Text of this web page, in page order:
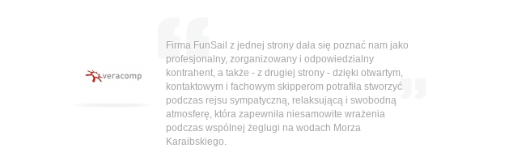
Firma FunSail z jednej strony dała się poznać nam jako
profesjonalny, zorganizowany i odpowiedzialny
kontrahent, a także - z drugiej strony - dzięki otwartym,
kontaktowym i fachowym skipperom potrafiła stworzyć
podczas rejsu sympatyczną, relaksującą i swobodną
atmosferę, która zapewniła niesamowite wrażenia
podczas wspólnej żeglugi na wodach Morza
Karaibskiego.